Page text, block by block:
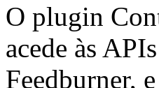
O plugin
acede às
Feedburner,